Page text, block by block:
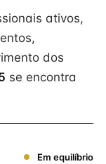
ativos,
dos
se encontra
Em equilíbrio